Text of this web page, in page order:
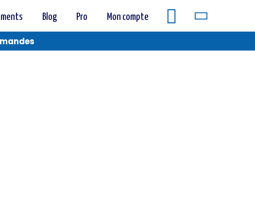
Blog Pro Mon compte